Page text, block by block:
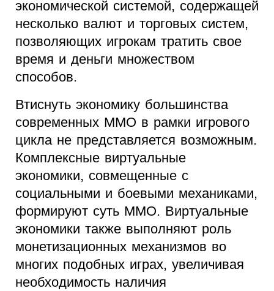
экономической системой, содержащей
несколько валют и торговых систем,
позволяющих игрокам тратить свое
время и деньги множеством
способов.
Втиснуть экономику большинства
современных MMO в рамки игрового
цикла не представляется возможным.
Комплексные виртуальные
экономики, совмещенные с
социальными и боевыми механиками,
формируют суть MMO. Виртуальные
экономики также выполняют роль
монетизационных механизмов во
многих подобных играх, увеличивая
необходимость наличия